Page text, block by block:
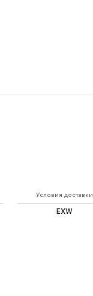
Условия доставки
EXW